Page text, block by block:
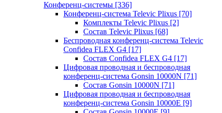
Конференц-системы [336]
Конференц-система Televic Plixus [70]
Комплекты Televic Plixus [2]
Состав Televic Plixus [68]
Беспроводная конференц-система Televic
Confidea FLEX G4 [17]
Состав Confidea FLEX G4 [17]
Цифровая проводная и беспроводная
конференц-система Gonsin 10000N [71]
Состав Gonsin 10000N [71]
Цифровая проводная и беспроводная
конференц-система Gonsin 10000E [9]